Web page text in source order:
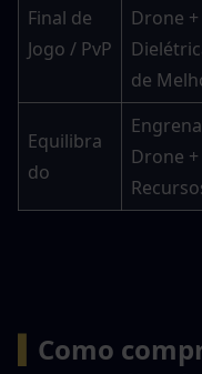
Final de
Jogo / PvP
Drone
de
Equilibra
do
Drone
Como